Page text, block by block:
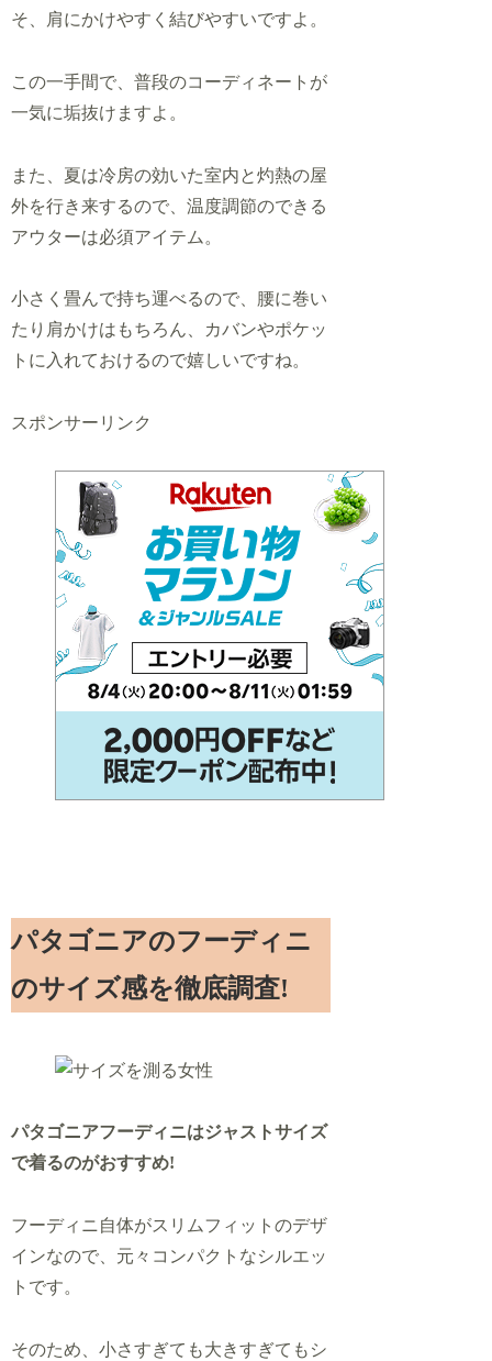
そ、肩にかけやすく結びやすいですよ。
この一手間で、普段のコーディネートが
一気に垢抜けますよ。
また、夏は冷房の効いた室内と灼熱の屋
外を行き来するので、温度調節のできる
アウターは必須アイテム。
小さく畳んで持ち運べるので、腰に巻い
たり肩かけはもちろん、カバンやポケッ
トに入れておけるので嬉しいですね。
スポンサーリンク
パタゴニアのフーディニ
のサイズ感を徹底調査!
パタゴニアフーディニはジャストサイズ
で着るのがおすすめ!
フーディニ自体がスリムフィットのデザ
インなので、元々コンパクトなシルエッ
トです。
そのため、小さすぎても大きすぎてもシ